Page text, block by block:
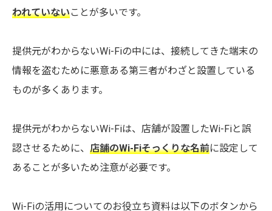
われていないことが多いです。
提供元がわからないWi-Fiの中には、接続してきた端末の
情報を盗むために悪意ある第三者がわざと設置している
ものが多くあります。
提供元がわからないWi-Fiは、店舗が設置したWi-Fiと誤
認させるために、 店舗のWi-Fiそっくりな名前に設定して
あることが多いため注意が必要です。
Wi-Fiの活用についてのお役立ち資料は以下のボタンから